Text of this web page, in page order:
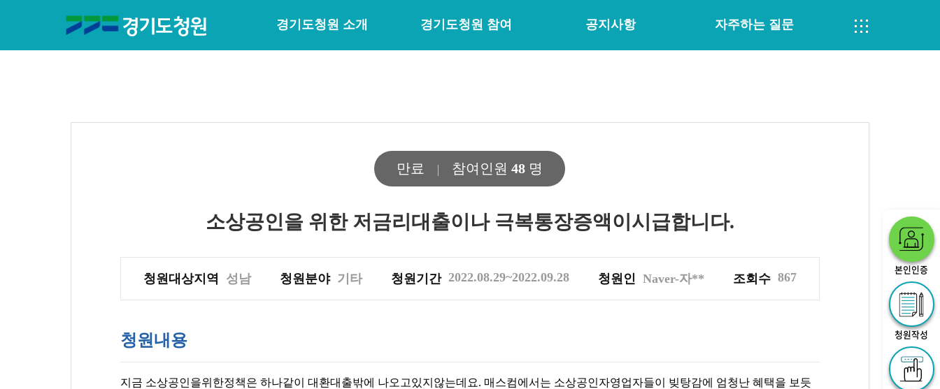
경기도청원 소개 경기도청원 참여 공지사항 자주하는 질문
본인인증
청원작성
만료 참여인원48 명
소상공인을 위한 저금리대출이나 극복통장증액이시급합니다.
청원대상지역 성남 청원분야 기타 청원기간 2022.08.29~2022.09.28 청원인 Naver-자** 조회수 867
청원내용
지금 소상공인을위한정책은 하나같이 대환대출밖에 나오고있지않는데요. 매스컴에서는 소상공인자영업자들이 빚탕감에 엄청난 혜택을 보듯